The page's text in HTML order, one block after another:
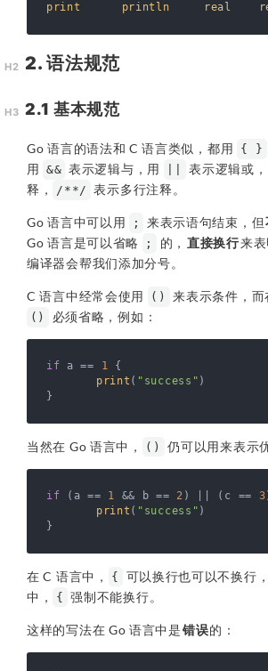
print
println real
2. 语法规范
2.1 基本规范
Go 语言的语法和 C 语言类似，都用 { }
用
&& 表示逻辑与，用 表示逻辑或，
释，
/**/ 表示多行注释。
Go 语言中可以用 ; 来表示语句结束，但
Go 语言是可以省略
; 的， 直接换行来
编译器会帮我们添加分号。
C 语言中经常会使用 () 来表示条件，而
() 必须省略，例如：
if a == 1 {
print ( "success" )
当然在 Go 语言中， () 仍可以用来表示
if (a == 1 && b == 2 ) || (c == 3
print ( "success" )
在 C 语言中， {
可以换行也可以不换行
中，
{ 强制不能换行。
这样的写法在 Go 语言中是错误的：